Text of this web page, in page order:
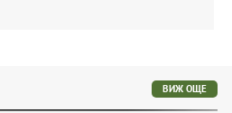
ВИЖ ОЩЕ